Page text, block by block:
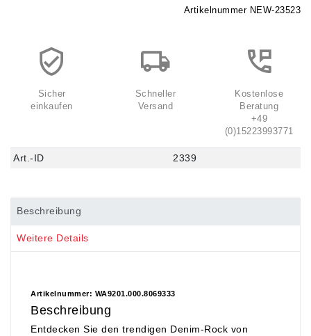
Artikelnummer NEW-23523
Sicher
einkaufen
Schneller
Versand
Kostenlose
Beratung
+49
(0)15223993771
Art.-ID 2339
Beschreibung
Weitere Details
Artikelnummer: WA9201.000.8069333
Beschreibung
Entdecken Sie den trendigen Denim-Rock von